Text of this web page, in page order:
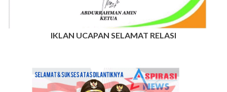
IKLAN UCAPAN SELAMAT RELASI